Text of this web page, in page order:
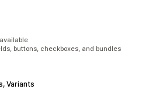
buttons, checkboxes, and bundles
Variants